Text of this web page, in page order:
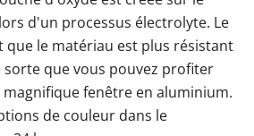
d'un processus électrolyte. Le
le matériau est plus résistant
que vous pouvez profiter
fenêtre en aluminium.
de couleur dans le